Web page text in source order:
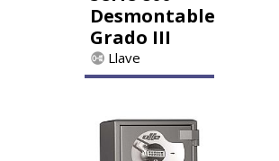
Desmontable
Grado III
Llave